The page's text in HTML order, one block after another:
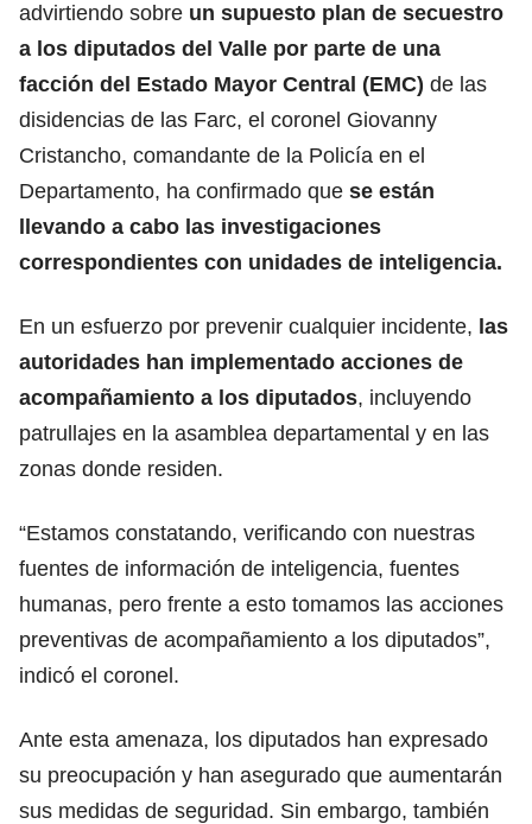
advirtiendo sobre un supuesto plan de secuestro
a los diputados del Valle por parte de una
facción del Estado Mayor Central (EMC) de las
disidencias de las Farc, el coronel Giovanny
Cristancho, comandante de la Policía en el
Departamento, ha confirmado que se están
llevando a cabo las investigaciones
correspondientes con unidades de inteligencia.
En un esfuerzo por prevenir cualquier incidente, las
autoridades han implementado acciones de
acompañamiento a los diputados, incluyendo
patrullajes en la asamblea departamental y en las
zonas donde residen.
“Estamos constatando, verificando con nuestras
fuentes de información de inteligencia, fuentes
humanas, pero frente a esto tomamos las acciones
preventivas de acompañamiento a los diputados”,
indicó el coronel.
Ante esta amenaza, los diputados han expresado
su preocupación y han asegurado que aumentarán
sus medidas de seguridad. Sin embargo, también